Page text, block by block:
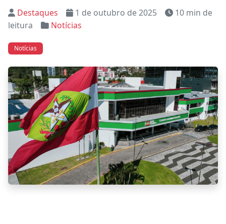
Destaques 1 de outubro de 2025
10 min de
leitura
Notícias
Notícias